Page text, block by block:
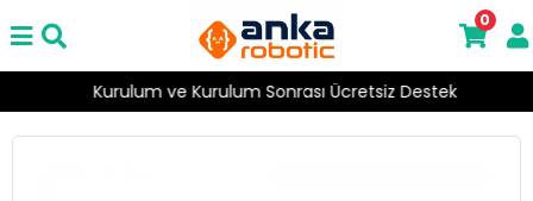
Kurulum ve Kurulum Sonrası Ücretsiz Destek
0